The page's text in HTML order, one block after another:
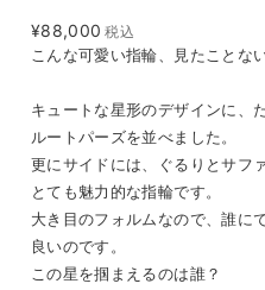
¥88,000 税込
こんな可愛い指輪、見たことな
キュートな星形のデザインに、
ルートパーズを並べました。
更にサイドには、ぐるりとサフ
とても魅力的な指輪です。
大き目のフォルムなので、誰に
良いのです。
この星を掴まえるのは誰？